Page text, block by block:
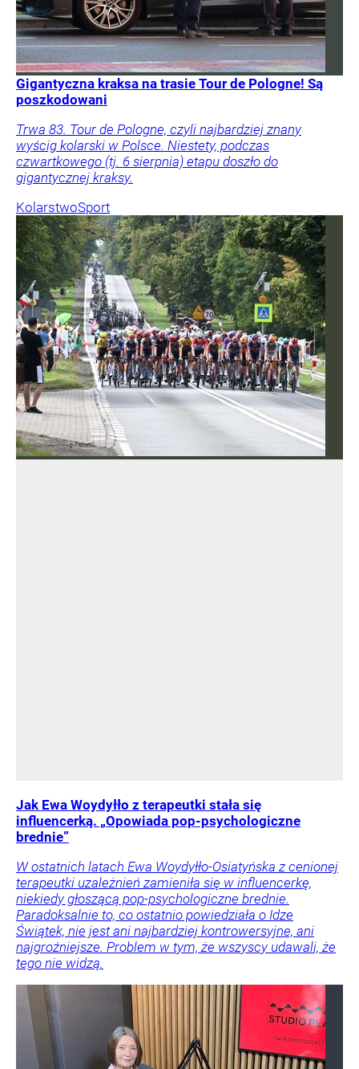
Gigantyczna kraksa na trasie Tour de Pologne! Są
poszkodowani
Trwa 83. Tour de Pologne, czyli najbardziej znany
wyścig kolarski w Polsce. Niestety, podczas
czwartkowego (tj. 6 sierpnia) etapu doszło do
gigantycznej kraksy.
KolarstwoSport
Jak Ewa Woydyłło z terapeutki stała się
influencerką. „Opowiada pop-psychologiczne
brednie”
W ostatnich latach Ewa Woydyłło-Osiatyńska z cenionej
terapeutki uzależnień zamieniła się w influencerkę,
niekiedy głoszącą pop-psychologiczne brednie.
Paradoksalnie to, co ostatnio powiedziała o Idze
Świątek, nie jest ani najbardziej kontrowersyjne, ani
najgroźniejsze. Problem w tym, że wszyscy udawali, że
tego nie widzą.